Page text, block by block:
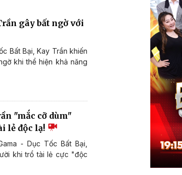
gây bất ngờ với
Bất Bại, Kay Trần khiến
khi thể hiện khả năng
"mắc cỡ dùm"
lẻ độc lạ!
- Dục Tốc Bất Bại,
khi trổ tài lẻ cực "độc